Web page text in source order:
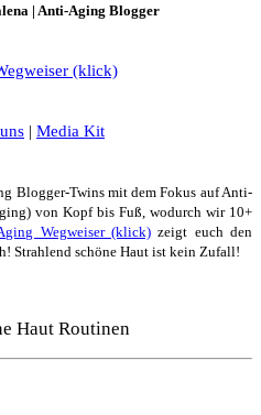
| Anti-Aging Blogger
(klick)
| Media Kit
Blogger-Twins mit dem Fokus auf Anti-
von Kopf bis Fuß, wodurch wir 10+
Wegweiser (klick) zeigt euch den
Strahlend schöne Haut ist kein Zufall!
Haut Routinen